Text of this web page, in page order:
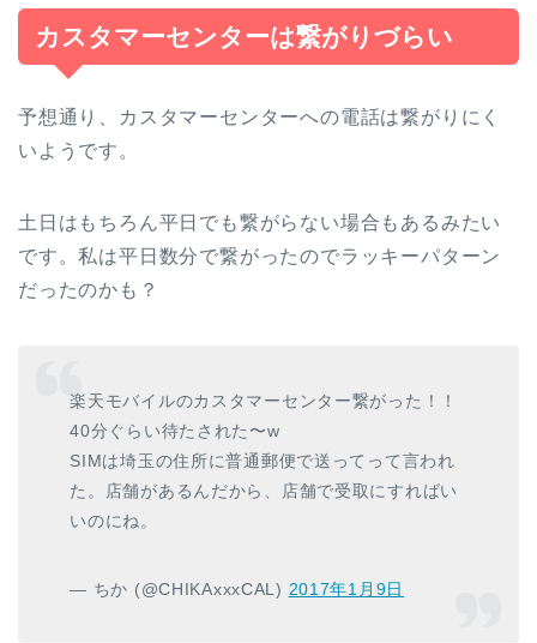
カスタマーセンターは繋がりづらい
予想通り、
カスタマーセンターへの電話は繋がりにく
いようです。
土日はもちろん平日でも繋がらない場合もあるみたい
です。私は平日数分で繋がったのでラッキーパターン
だったのかも？
楽天モバイルのカスタマーセンター繋がった！！
40分ぐらい待たされた〜w
SIMは埼玉の住所に普通郵便で送ってって言われ
た。店舗があるんだから、店舗で受取にすればい
いのにね。
— ちか (@CHIKAxxxCAL) 2017年1月9日